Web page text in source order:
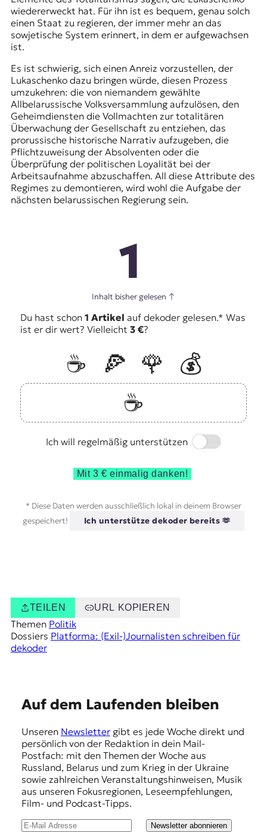
wiedererweckt hat. Für ihn ist es bequem, genau solch
einen Staat zu regieren, der immer mehr an das
sowjetische System erinnert, in dem er aufgewachsen
ist.
Es ist schwierig, sich einen Anreiz vorzustellen, der
Lukaschenko dazu bringen würde, diesen Prozess
umzukehren: die von niemandem gewählte
Allbelarussische Volksversammlung aufzulösen, den
Geheimdiensten die Vollmachten zur totalitären
Überwachung der Gesellschaft zu entziehen, das
prorussische historische Narrativ aufzugeben, die
Pflichtzuweisung der Absolventen oder die
Überprüfung der politischen Loyalität bei der
Arbeitsaufnahme abzuschaffen. All diese Attribute des
Regimes zu demontieren, wird wohl die Aufgabe der
nächsten belarussischen Regierung sein.
1
Inhalt bisher gelesen ↑
Du hast schon 1 Artikel auf dekoder gelesen.* Was
ist er dir wert? Vielleicht 3 €?
☕️ 🍕 🌹
💰
☕️
Ich will regelmäßig unterstützen
Switch
Mit 3 € einmalig danken!
* Diese Daten werden ausschließlich lokal in deinem Browser
gespeichert!
Ich unterstütze dekoder bereits 🫶
TEILEN URL KOPIEREN
Themen Politik
Dossiers Platforma: (Exil-)Journalisten schreiben für
dekoder
Auf dem Laufenden bleiben
Unseren Newslettergibt es jede Woche direkt und
persönlich von der Redaktion in dein Mail-
Postfach: mit den Themen der Woche aus
Russland, Belarus und zum Krieg in der Ukraine
sowie zahlreichen Veranstaltungshinweisen, Musik
aus unseren Fokusregionen, Leseempfehlungen,
Film- und Podcast-Tipps.
Newsletter abonnieren